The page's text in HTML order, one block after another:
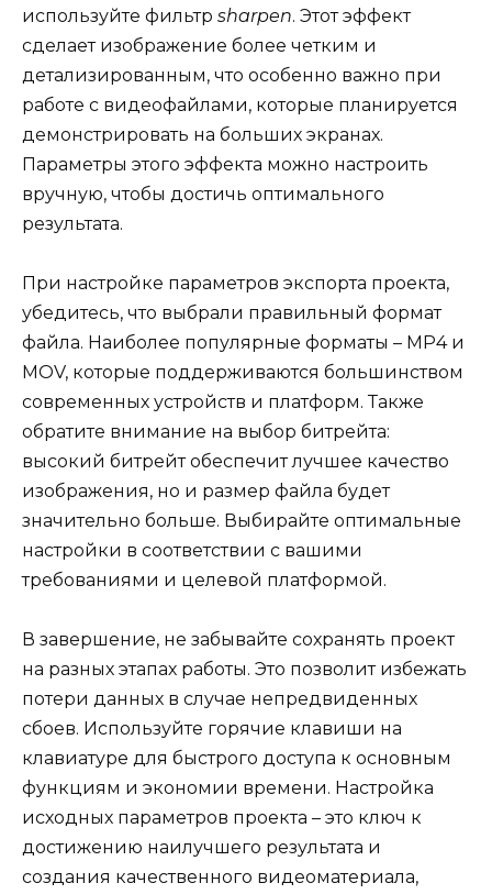
используйте фильтр sharpen. Этот эффект
сделает изображение более четким и
детализированным, что особенно важно при
работе с видеофайлами, которые планируется
демонстрировать на больших экранах.
Параметры этого эффекта можно настроить
вручную, чтобы достичь оптимального
результата.
При настройке параметров экспорта проекта,
убедитесь, что выбрали правильный формат
файла. Наиболее популярные форматы – MP4 и
MOV, которые поддерживаются большинством
современных устройств и платформ. Также
обратите внимание на выбор битрейта:
высокий битрейт обеспечит лучшее качество
изображения, но и размер файла будет
значительно больше. Выбирайте оптимальные
настройки в соответствии с вашими
требованиями и целевой платформой.
В завершение, не забывайте сохранять проект
на разных этапах работы. Это позволит избежать
потери данных в случае непредвиденных
сбоев. Используйте горячие клавиши на
клавиатуре для быстрого доступа к основным
функциям и экономии времени. Настройка
исходных параметров проекта – это ключ к
достижению наилучшего результата и
создания качественного видеоматериала,